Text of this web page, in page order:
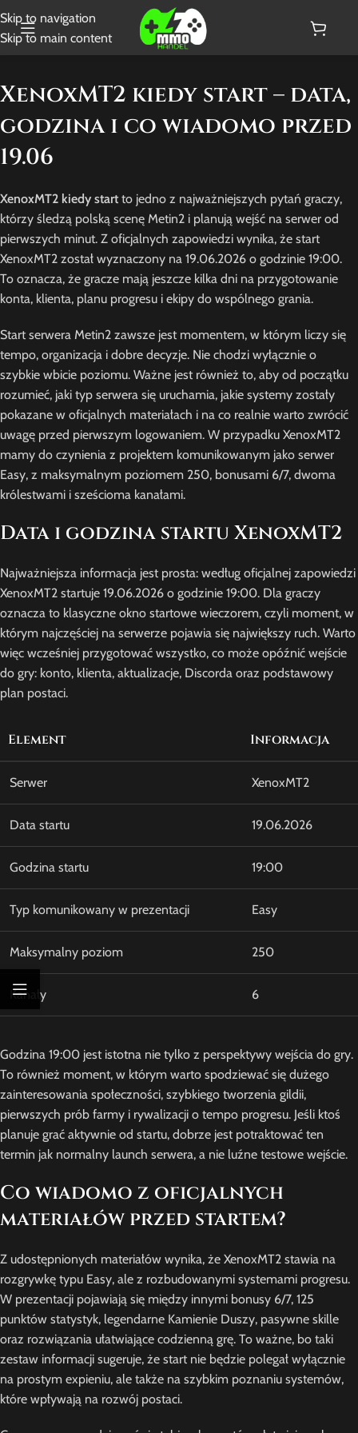
Skip to navigation
Skip to main content
XenoxMT2 kiedy start – data,
godzina i co wiadomo przed
19.06
XenoxMT2 kiedy startto jedno z najważniejszych pytań graczy,
którzy śledzą polską scenę Metin2 i planują wejść na serwer od
pierwszych minut. Z oficjalnych zapowiedzi wynika, że start
XenoxMT2 został wyznaczony na 19.06.2026 o godzinie 19:00.
To oznacza, że gracze mają jeszcze kilka dni na przygotowanie
konta, klienta, planu progresu i ekipy do wspólnego grania.
Start serwera Metin2 zawsze jest momentem, w którym liczy się
tempo, organizacja i dobre decyzje. Nie chodzi wyłącznie o
szybkie wbicie poziomu. Ważne jest również to, aby od początku
rozumieć, jaki typ serwera się uruchamia, jakie systemy zostały
pokazane w oficjalnych materiałach i na co realnie warto zwrócić
uwagę przed pierwszym logowaniem. W przypadku XenoxMT2
mamy do czynienia z projektem komunikowanym jako serwer
Easy, z maksymalnym poziomem 250, bonusami 6/7, dwoma
królestwami i sześcioma kanałami.
Data i godzina startu XenoxMT2
Najważniejsza informacja jest prosta: według oficjalnej zapowiedzi
XenoxMT2 startuje 19.06.2026 o godzinie 19:00. Dla graczy
oznacza to klasyczne okno startowe wieczorem, czyli moment, w
którym najczęściej na serwerze pojawia się największy ruch. Warto
więc wcześniej przygotować wszystko, co może opóźnić wejście
do gry: konto, klienta, aktualizacje, Discorda oraz podstawowy
plan postaci.
Element Informacja
Serwer XenoxMT2
Data startu 19.06.2026
Godzina startu 19:00
Typ komunikowany w prezentacji Easy
Maksymalny poziom 250
Kanały 6
Godzina 19:00 jest istotna nie tylko z perspektywy wejścia do gry.
To również moment, w którym warto spodziewać się dużego
zainteresowania społeczności, szybkiego tworzenia gildii,
pierwszych prób farmy i rywalizacji o tempo progresu. Jeśli ktoś
planuje grać aktywnie od startu, dobrze jest potraktować ten
termin jak normalny launch serwera, a nie luźne testowe wejście.
Co wiadomo z oficjalnych
materiałów przed startem?
Z udostępnionych materiałów wynika, że XenoxMT2 stawia na
rozgrywkę typu Easy, ale z rozbudowanymi systemami progresu.
W prezentacji pojawiają się między innymi bonusy 6/7, 125
punktów statystyk, legendarne Kamienie Duszy, pasywne skille
oraz rozwiązania ułatwiające codzienną grę. To ważne, bo taki
zestaw informacji sugeruje, że start nie będzie polegał wyłącznie
na prostym expieniu, ale także na szybkim poznaniu systemów,
które wpływają na rozwój postaci.